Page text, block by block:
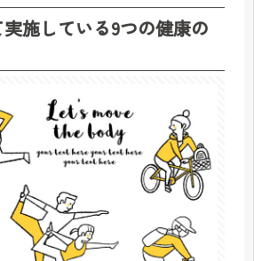
施している9つの健康の